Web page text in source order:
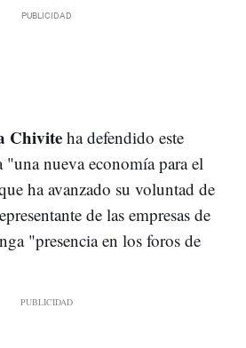
Chiviteha defendido este
"una nueva economía para el
ha avanzado su voluntad de
de las empresas de
"presencia en los foros de